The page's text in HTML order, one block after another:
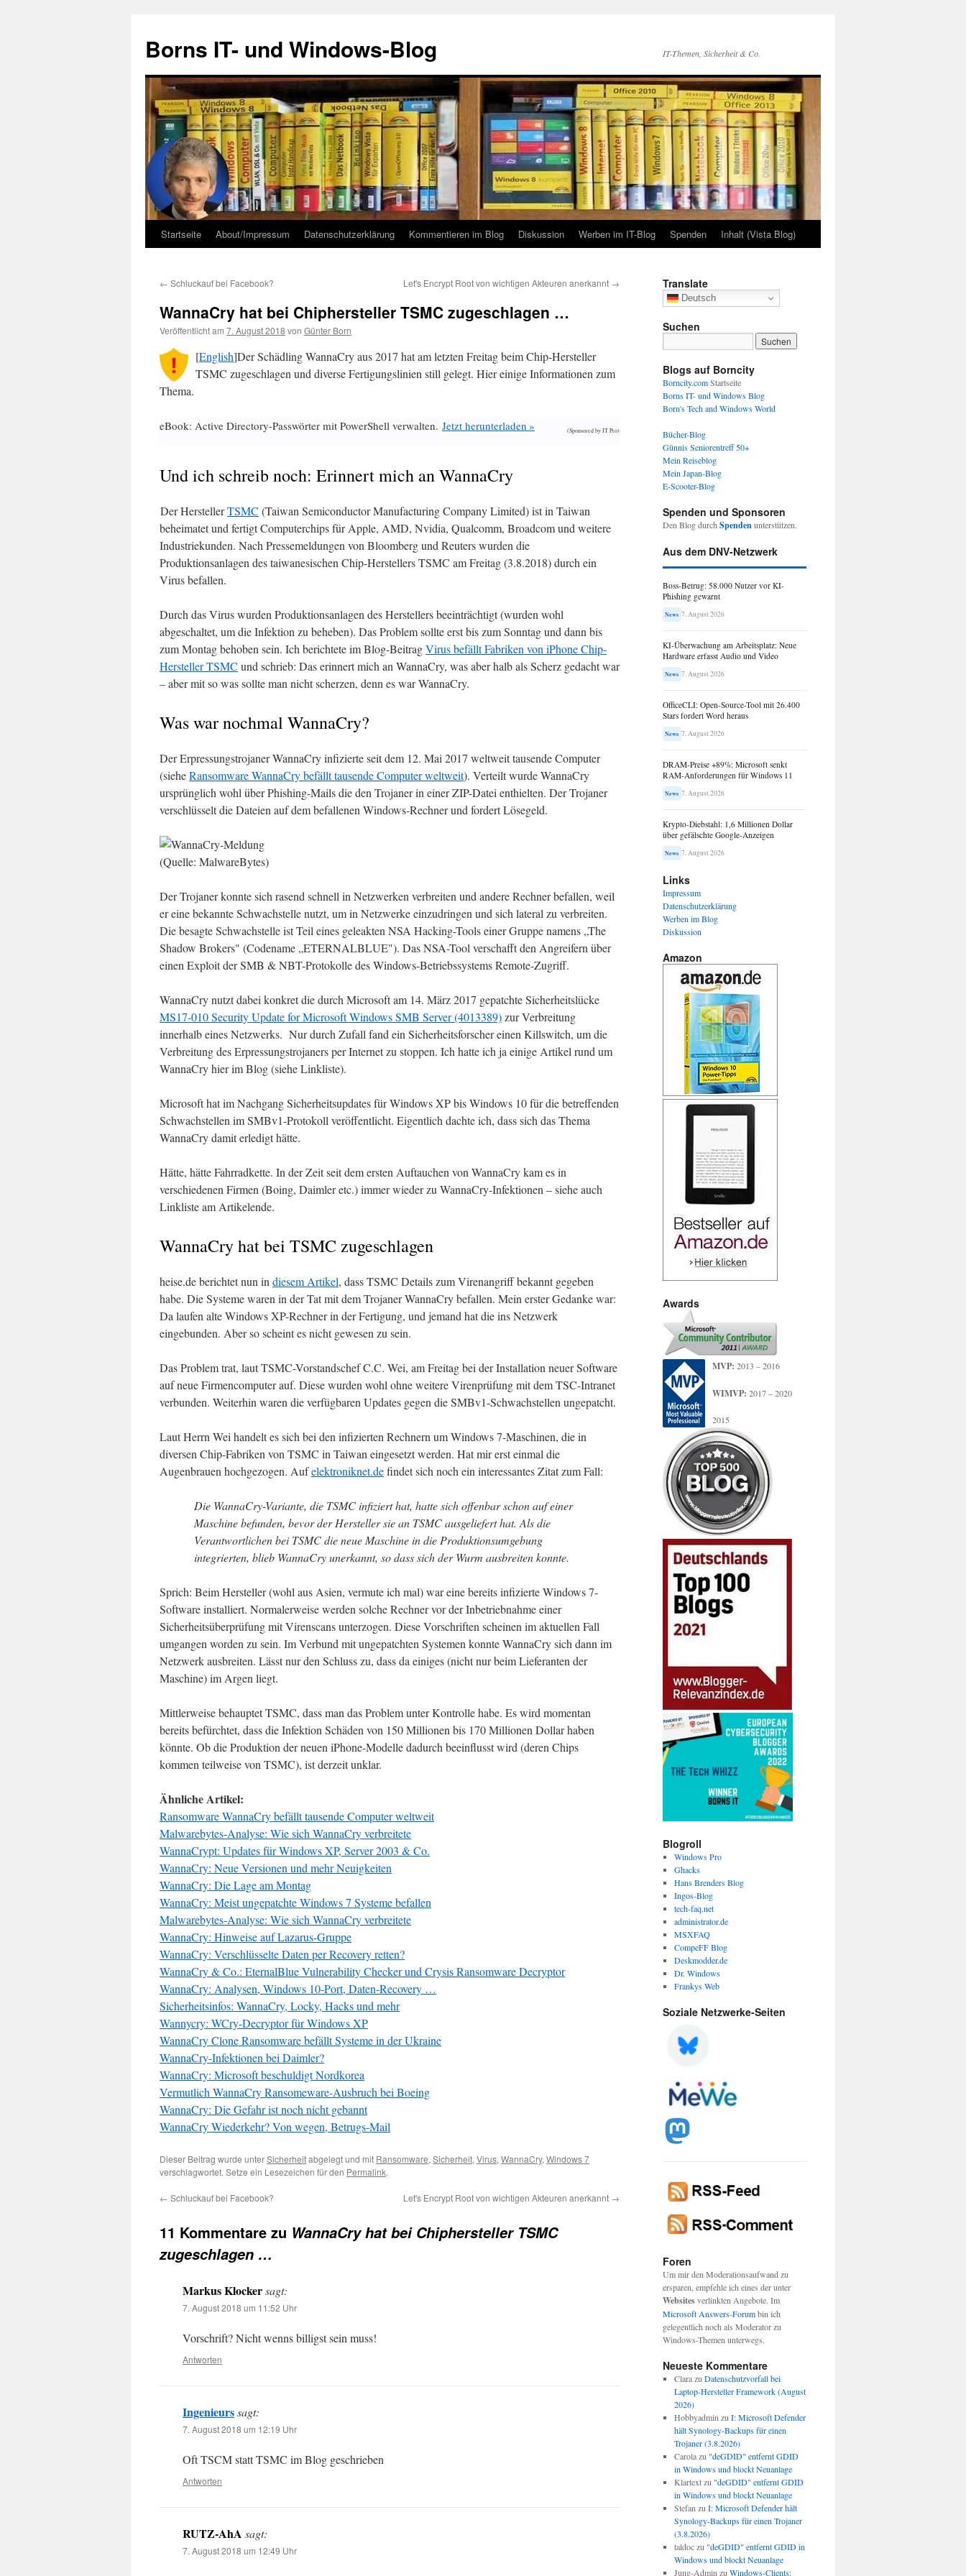
springen
Borns IT- und Windows-Blog IT-Themen, Sicherheit & Co.
Startseite About/Impressum Datenschutzerklärung Kommentieren im Blog Diskussion Werben im IT-Blog Spenden Inhalt (Vista Blog)
← Schluckauf bei Facebook? Let's Encrypt Root von wichtigen Akteuren anerkannt →
WannaCry hat bei Chiphersteller TSMC zugeschlagen …
Veröffentlicht am 7. August 2018 von Günter Born
[English]Der Schädling WannaCry aus 2017 hat am letzten Freitag beim Chip-Hersteller
TSMC zugeschlagen und diverse Fertigungslinien still gelegt. Hier einige Informationen zum
Thema.
eBook: Active Directory-Passwörter mit PowerShell verwalten. Jetzt herunterladen » (Sponsored by IT Pro)
Und ich schreib noch: Erinnert mich an WannaCry
Der HerstellerTSMC (Taiwan Semiconductor Manufacturing Company Limited) ist in Taiwan
beheimatet und fertigt Computerchips für Apple, AMD, Nvidia, Qualcomm, Broadcom und weitere
Industriekunden. Nach Pressemeldungen von Bloomberg und Reuters wurden die
Produktionsanlagen des taiwanesischen Chip-Herstellers TSMC am Freitag (3.8.2018) durch ein
Virus befallen.
Durch das Virus wurden Produktionsanlagen des Herstellers beeinträchtigt (wurden wohl
abgeschaltet, um die Infektion zu beheben). Das Problem sollte erst bis zum Sonntag und dann bis
zum Montag behoben sein. Ich berichtete im Blog-BeitragVirus befällt Fabriken von iPhone Chip-
Hersteller TSMC und schrieb: Das erinnert mich an WannaCry, was aber halb als Scherz gedacht war
– aber mit so was sollte man nicht scherzen, denn es war WannaCry.
Was war nochmal WannaCry?
Der Erpressungstrojaner WannaCry infizierte seit dem 12. Mai 2017 weltweit tausende Computer
(sieheRansomware WannaCry befällt tausende Computer weltweit). Verteilt wurde WannaCry
ursprünglich wohl über Phishing-Mails die den Trojaner in einer ZIP-Datei enthielten. Der Trojaner
verschlüsselt die Dateien auf dem befallenen Windows-Rechner und fordert Lösegeld.
(Quelle: MalwareBytes)
Der Trojaner konnte sich rasend schnell in Netzwerken verbreiten und andere Rechner befallen, weil
er eine bekannte Schwachstelle nutzt, um in Netzwerke einzudringen und sich lateral zu verbreiten.
Die besagte Schwachstelle ist Teil eines geleakten NSA Hacking-Tools einer Gruppe namens „The
Shadow Brokers" (Codename „ETERNALBLUE"). Das NSA-Tool verschafft den Angreifern über
einen Exploit der SMB & NBT-Protokolle des Windows-Betriebssystems Remote-Zugriff.
WannaCry nutzt dabei konkret die durch Microsoft am 14. März 2017 gepatchte Sicherheitslücke
MS17-010 Security Update for Microsoft Windows SMB Server (4013389)zur Verbreitung
innerhalb eines Netzwerks. Nur durch Zufall fand ein Sicherheitsforscher einen Killswitch, um die
Verbreitung des Erpressungstrojaners per Internet zu stoppen. Ich hatte ich ja einige Artikel rund um
WannaCry hier im Blog (siehe Linkliste).
Microsoft hat im Nachgang Sicherheitsupdates für Windows XP bis Windows 10 für die betreffenden
Schwachstellen im SMBv1-Protokoll veröffentlicht. Eigentlich dachte ich, dass sich das Thema
WannaCry damit erledigt hätte.
Hätte, hätte Fahrradkette. In der Zeit seit dem ersten Auftauchen von WannaCry kam es in
verschiedenen Firmen (Boing, Daimler etc.) immer wieder zu WannaCry-Infektionen – siehe auch
Linkliste am Artikelende.
WannaCry hat bei TSMC zugeschlagen
heise.de berichtet nun in diesem Artikel, dass TSMC Details zum Virenangriff bekannt gegeben
habe. Die Systeme waren in der Tat mit dem Trojaner WannaCry befallen. Mein erster Gedanke war:
Da laufen alte Windows XP-Rechner in der Fertigung, und jemand hat die ins Netzwerk
eingebunden. Aber so scheint es nicht gewesen zu sein.
Das Problem trat, laut TSMC-Vorstandschef C.C. Wei, am Freitag bei der Installation neuer Software
auf neue Firmencomputer auf. Diese wurden wohl ohne weitere Virenprüfung mit dem TSC-Intranet
verbunden. Weiterhin waren die verfügbaren Updates gegen die SMBv1-Schwachstellen ungepatcht.
Laut Herrn Wei handelt es sich bei den infizierten Rechnern um Windows 7-Maschinen, die in
diversen Chip-Fabriken von TSMC in Taiwan eingesetzt werden. Hat mir erst einmal die
Augenbrauen hochgezogen. Aufelektroniknet.defindet sich noch ein interessantes Zitat zum Fall:
Die WannaCry-Variante, die TSMC infiziert hat, hatte sich offenbar schon auf einer
Maschine befunden, bevor der Hersteller sie an TSMC ausgeliefert hat. Als die
Verantwortlichen bei TSMC die neue Maschine in die Produktionsumgebung
integrierten, blieb WannaCry unerkannt, so dass sich der Wurm ausbreiten konnte.
Sprich: Beim Hersteller (wohl aus Asien, vermute ich mal) war eine bereits infizierte Windows 7-
Software installiert. Normalerweise werden solche Rechner vor der Inbetriebnahme einer
Sicherheitsüberprüfung mit Virenscans unterzogen. Diese Vorschriften scheinen im aktuellen Fall
umgangen worden zu sein. Im Verbund mit ungepatchten Systemen konnte WannaCry sich dann im
Netzwerk ausbreiten. Lässt nur den Schluss zu, dass da einiges (nicht nur beim Lieferanten der
Maschine) im Argen liegt.
Mittlerweise behauptet TSMC, dass man das Problem unter Kontrolle habe. Es wird momentan
bereits befürchtet, dass die Infektion Schäden von 150 Millionen bis 170 Millionen Dollar haben
könnte. Ob die Produktion der neuen iPhone-Modelle dadurch beeinflusst wird (deren Chips
kommen teilweise von TSMC), ist derzeit unklar.
Ähnliche Artikel:
Ransomware WannaCry befällt tausende Computer weltweit
Malwarebytes-Analyse: Wie sich WannaCry verbreitete
WannaCrypt: Updates für Windows XP, Server 2003 & Co.
WannaCry: Neue Versionen und mehr Neuigkeiten
WannaCry: Die Lage am Montag
WannaCry: Meist ungepatchte Windows 7 Systeme befallen
Malwarebytes-Analyse: Wie sich WannaCry verbreitete
WannaCry: Hinweise auf Lazarus-Gruppe
WannaCry: Verschlüsselte Daten per Recovery retten?
WannaCry & Co.: EternalBlue Vulnerability Checker und Crysis Ransomware Decryptor
WannaCry: Analysen, Windows 10-Port, Daten-Recovery …
Sicherheitsinfos: WannaCry, Locky, Hacks und mehr
Wannycry: WCry-Decryptor für Windows XP
WannaCry Clone Ransomware befällt Systeme in der Ukraine
WannaCry-Infektionen bei Daimler?
WannaCry: Microsoft beschuldigt Nordkorea
Vermutlich WannaCry Ransomeware-Ausbruch bei Boeing
WannaCry: Die Gefahr ist noch nicht gebannt
WannaCry Wiederkehr? Von wegen, Betrugs-Mail
Dieser Beitrag wurde unterSicherheitabgelegt und mit Ransomware, Sicherheit, Virus, WannaCry, Windows 7
verschlagwortet. Setze ein Lesezeichen für den Permalink.
← Schluckauf bei Facebook? Let's Encrypt Root von wichtigen Akteuren anerkannt →
11 Kommentare zu WannaCry hat bei Chiphersteller TSMC
zugeschlagen …
Markus Klockersagt:
7. August 2018 um 11:52 Uhr
Vorschrift? Nicht wenns billigst sein muss!
Antworten
Ingenieurssagt:
7. August 2018 um 12:19 Uhr
Oft TSCM statt TSMC im Blog geschrieben
Antworten
RUTZ-AhA sagt:
7. August 2018 um 12:49 Uhr
Translate
Deutsch
Suchen
Blogs auf Borncity
Borncity.comStartseite
Borns IT- und Windows Blog
Born's Tech and Windows World
Bücher-Blog
Günnis Seniorentreff 50+
Mein Reiseblog
Mein Japan-Blog
E-Scooter-Blog
Spenden und Sponsoren
Den Blog durch Spendenunterstützen.
Aus dem DNV-Netzwerk
Boss-Betrug: 58.000 Nutzer vor KI-
Phishing gewarnt
News 7. August 2026
KI-Überwachung am Arbeitsplatz: Neue
Hardware erfasst Audio und Video
News 7. August 2026
OfficeCLI: Open-Source-Tool mit 26.400
Stars fordert Word heraus
News 7. August 2026
DRAM-Preise +89%: Microsoft senkt
RAM-Anforderungen für Windows 11
News 7. August 2026
Krypto-Diebstahl: 1,6 Millionen Dollar
über gefälschte Google-Anzeigen
News 7. August 2026
Links
Impressum
Datenschutzerklärung
Werben im Blog
Diskussion
Amazon
Awards
MVP: 2013 – 2016
WIMVP: 2017 – 2020
2015
Blogroll
Windows Pro
Ghacks
Hans Brenders Blog
Ingos-Blog
tech-faq.net
administrator.de
MSXFAQ
CompeFF Blog
Deskmodder.de
Dr. Windows
Frankys Web
Soziale Netzwerke-Seiten
Foren
Um mir den Moderationsaufwand zu
ersparen, empfehle ich eines der unter
Websitesverlinkten Angebote. Im
Microsoft Answers-Forumbin ich
gelegentlich noch als Moderator zu
Windows-Themen unterwegs.
Neueste Kommentare
Clarazu Datenschutzvorfall bei
Laptop-Hersteller Framework (August
2026)
Hobbyadmin zu I: Microsoft Defender
hält Synology-Backups für einen
Trojaner (3.8.2026)
Carolazu "deGDID" entfernt GDID
in Windows und blockt Neuanlage
Klartextzu "deGDID" entfernt GDID
in Windows und blockt Neuanlage
Stefan zu I: Microsoft Defender hält
Synology-Backups für einen Trojaner
(3.8.2026)
taldoczu "deGDID" entfernt GDID in
Windows und blockt Neuanlage
Jung-Admin zu Windows-Clients: